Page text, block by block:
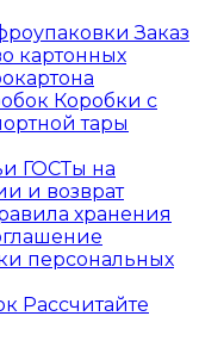
Заказ
картонных
Коробки с
тары
ГОСТы на
и возврат
хранения
персональных
Рассчитайте